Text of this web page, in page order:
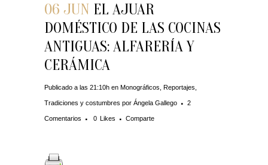
06 JUN EL AJUAR
DOMÉSTICO DE LAS COCINAS
ANTIGUAS: ALFARERÍA Y
CERÁMICA
Publicado a las 21:10h en Monográficos Reportajes
Tradiciones y costumbres por Ángela Gallego 2
Comentarios 0 Likes Comparte